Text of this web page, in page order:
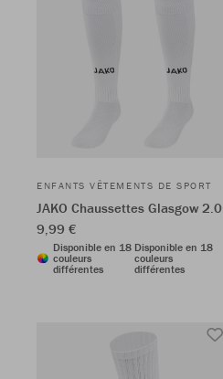
ENFANTS VÊTEMENTS DE SPORT
JAKO Chaussettes Glasgow 2.0
9,99 €
Disponible en 18
couleurs
différentes
Disponible en 18
couleurs
différentes